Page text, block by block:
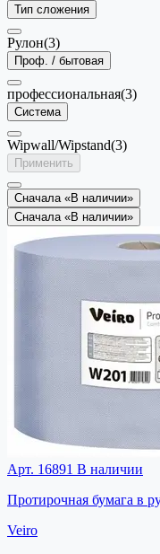
Тип сложения
Рулон(3)
Проф. / бытовая
профессиональная(3)
Система
Wipwall/Wipstand(3)
Применить
Сначала «В наличии»
Сначала «В наличии»
Арт. 16891 В наличии
Протирочная бумага в
Veiro